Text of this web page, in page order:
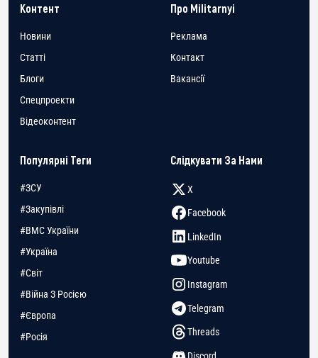
Контент
Новини
Статті
Блоги
Спецпроекти
Відеоконтент
Про Militarnyi
Реклама
Контакт
Вакансії
Популярні Теги
#ЗСУ
#Закупівлі
#ВМС України
#Україна
#Світ
#Війна З Росією
#Європа
#Росія
Слідкувати За Нами
X
Facebook
LinkedIn
Youtube
Instagram
Telegram
Threads
Discord